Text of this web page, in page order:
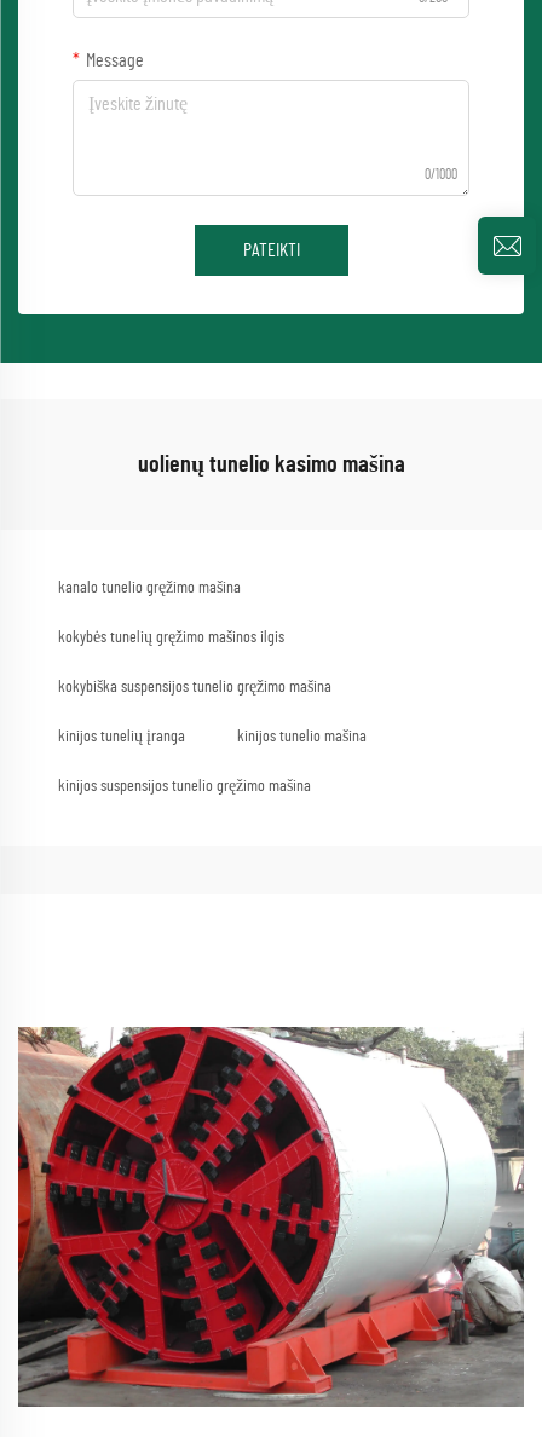
Message
0/1000
PATEIKTI
uolienų tunelio kasimo mašina
kanalo tunelio gręžimo mašina
kokybės tunelių gręžimo mašinos ilgis
kokybiška suspensijos tunelio gręžimo mašina
kinijos tunelių įranga kinijos tunelio mašina
kinijos suspensijos tunelio gręžimo mašina